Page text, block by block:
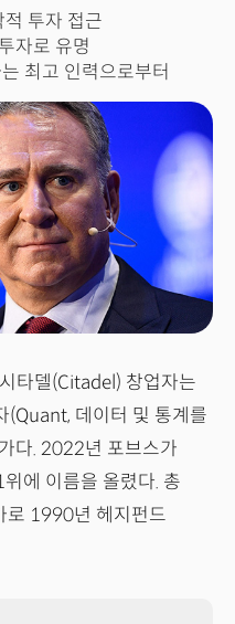
리루
Li Lu
투자 접근
자로 유명
최고 인력으로부터
타델(Citadel) 창업자는
(Quant, 데이터 및 통계를
다. 2022년 포브스가
에 이름을 올렸다. 총
로 1990년 헤지펀드